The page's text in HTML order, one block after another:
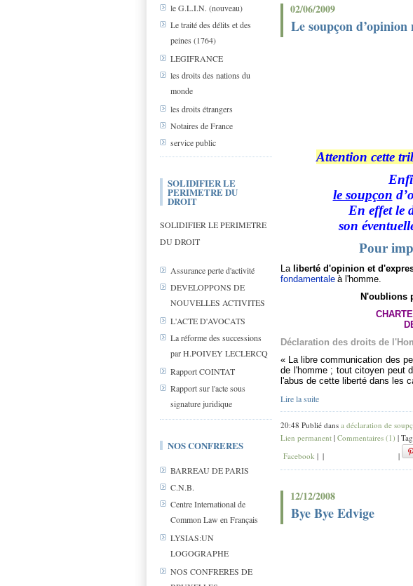
le G.L.I.N. (nouveau)
Le traité des délits et des
peines (1764)
LEGIFRANCE
les droits des nations du
monde
les droits étrangers
Notaires de France
service public
SOLIDIFIER LE
PERIMETRE DU
DROIT
SOLIDIFIER LE PERIMETRE
DU DROIT
Assurance perte d'activité
DEVELOPPONS DE
NOUVELLES ACTIVITES
L'ACTE D'AVOCATS
La réforme des successions
par H.POIVEY LECLERCQ
Rapport COINTAT
Rapport sur l'acte sous
signature juridique
NOS CONFRERES
BARREAU DE PARIS
C.N.B.
Centre International de
Common Law en Français
LYSIAS:UN
LOGOGRAPHE
NOS CONFRERES DE
02/06/2009
Le soupçon
Attention cette
le soupçon
En effetle
son
Pour
La liberté d'opinion et
fondamentale à l'homme.
N'oublions
Déclaration des droits de
« La libre communication des
de l'homme ; tout citoyen peut
l'abus de cette liberté dans les
Lire la suite
20:48 Publié dans a déclaration de
Lien permanent | Commentaires (1) |
Facebook | | |
12/12/2008
Bye Bye Edvige